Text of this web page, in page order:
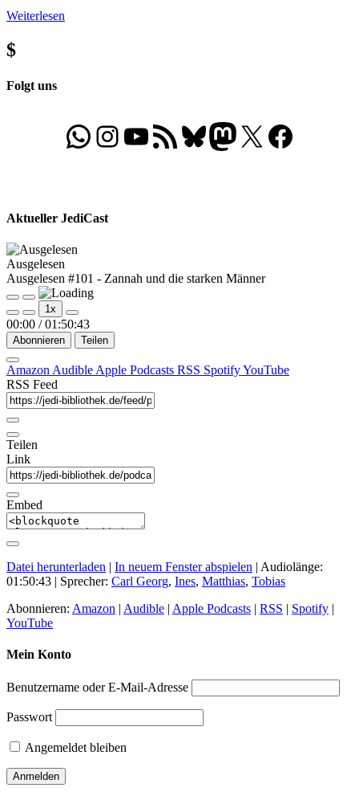
Weiterlesen
$
Folgt uns
WhatsApp
Folgt uns auf Instagram
Besucht unseren YouTube-Kanal
RSS-FeedBluesky
Folgt uns auf Mastodon
X Folgt uns auf
Aktueller JediCast
Ausgelesen
Ausgelesen #101 - Zannah und die starken Männer
Play
Episode
Pause
Episode
1x
00:00 / 01:50:43
Abonnieren Teilen
Amazon Audible Apple Podcasts RSS SpotifyYouTube
RSS Feed
Teilen
Link
Embed
Datei herunterladen | In neuem Fenster abspielen | Audiolänge:
01:50:43 | Sprecher: Carl Georg, Ines, Matthias, Tobias
Abonnieren: Amazon | Audible | Apple Podcasts | RSS | Spotify |
YouTube
Mein Konto
Benutzername oder E-Mail-Adresse
Passwort
Angemeldet bleiben